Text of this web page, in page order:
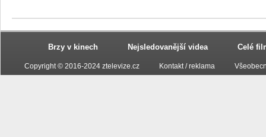
Brzy v kinech Nejsledovanější videa Celé
Copyright © 2016-2024 ztelevize.cz Kontakt / reklama